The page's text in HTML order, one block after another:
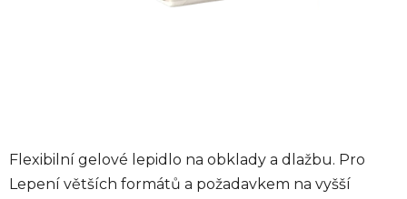
Flexibilní gelové lepidlo na obklady a dlažbu. Pro
Lepení větších formátů a požadavkem na vyšší